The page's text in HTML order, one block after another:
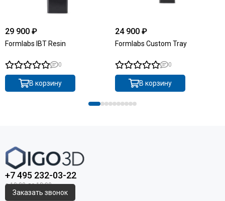
29 900 ₽
Formlabs IBT Resin
0
В корзину
24 900 ₽
Formlabs Custom Tray
0
В корзину
+7 495 232-03-22
Заказать звонок